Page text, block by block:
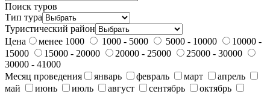
Поиск туров
Тип тура
Туристический район
Цена
менее 1000 1000 - 5000 5000 - 10000
10000 -
15000
15000 - 20000 20000 - 25000
25000 - 30000
30000 - 41000
Месяц проведения
январь февраль март
апрель
май
июнь июль август сентябрь
октябрь